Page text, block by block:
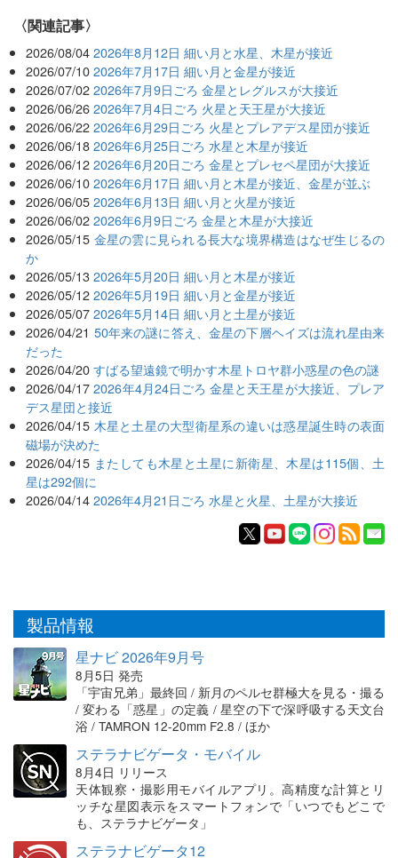
関連記事
2026/08/04 2026年8月12日 細い月と水星、木星が接近
2026/07/10 2026年7月17日 細い月と金星が接近
2026/07/02 2026年7月9日ごろ 金星とレグルスが大接近
2026/06/26 2026年7月4日ごろ 火星と天王星が大接近
2026/06/22 2026年6月29日ごろ 火星とプレアデス星団が接近
2026/06/18 2026年6月25日ごろ 水星と木星が接近
2026/06/12 2026年6月20日ごろ 金星とプレセペ星団が大接近
2026/06/10 2026年6月17日 細い月と木星が接近、金星が並ぶ
2026/06/05 2026年6月13日 細い月と火星が接近
2026/06/02 2026年6月9日ごろ 金星と木星が大接近
2026/05/15 金星の雲に見られる長大な境界構造はなぜ生じるの
か
2026/05/13 2026年5月20日 細い月と木星が接近
2026/05/12 2026年5月19日 細い月と金星が接近
2026/05/07 2026年5月14日 細い月と土星が接近
2026/04/21 50年来の謎に答え、金星の下層ヘイズは流れ星由来
だった
2026/04/20 すばる望遠鏡で明かす木星トロヤ群小惑星の色の謎
2026/04/17 2026年4月24日ごろ 金星と天王星が大接近、プレア
デス星団と接近
2026/04/15 木星と土星の大型衛星系の違いは惑星誕生時の表面
磁場が決めた
2026/04/15 またしても木星と土星に新衛星、木星は115個、土
星は292個に
2026/04/14 2026年4月21日ごろ 水星と火星、土星が大接近
製品情報
星ナビ 2026年9月号
8月5日 発売
「宇宙兄弟」最終回 / 新月のペルセ群極大を見る・撮る
/ 変わる「惑星」の定義 / 星空の下で深呼吸する天文台
浴 / TAMRON 12-20mm F2.8 / ほか
ステラナビゲータ・モバイル
8月4日 リリース
天体観察・撮影用モバイルアプリ。高精度な計算とリ
ッチな星図表示をスマートフォンで「いつでもどこで
も、ステラナビゲータ」
ステラナビゲータ12